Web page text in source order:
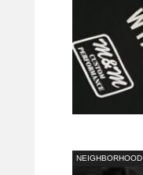
NEIGHBORHOOD